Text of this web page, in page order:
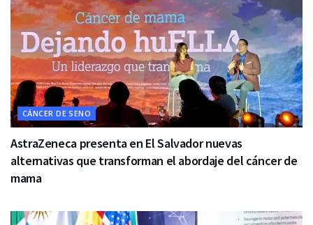
CÁNCER DE SENO
AstraZeneca presenta en El Salvador nuevas
alternativas que transforman el abordaje del cáncer de
mama